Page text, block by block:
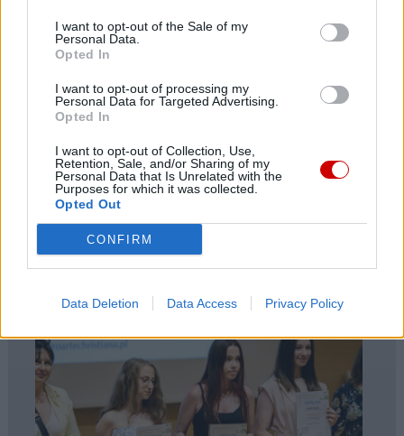
I want to opt-out of the Sale of my
Personal Data.
Opted In
I want to opt-out of processing my
Personal Data for Targeted Advertising.
Opted In
I want to opt-out of Collection, Use,
Retention, Sale, and/or Sharing of my
Personal Data that Is Unrelated with the
Purposes for which it was collected.
Opted Out
CONFIRM
Data Deletion Data Access Privacy Policy
BIOGRAM
KALENDARIUM
PANORAMA MYŚLI JOSEPHA RATZINGERA/BENEDYKTA XVI
WIĘCEJ PUBLIKACJI O BENEDYKCIE XVI
Polecane